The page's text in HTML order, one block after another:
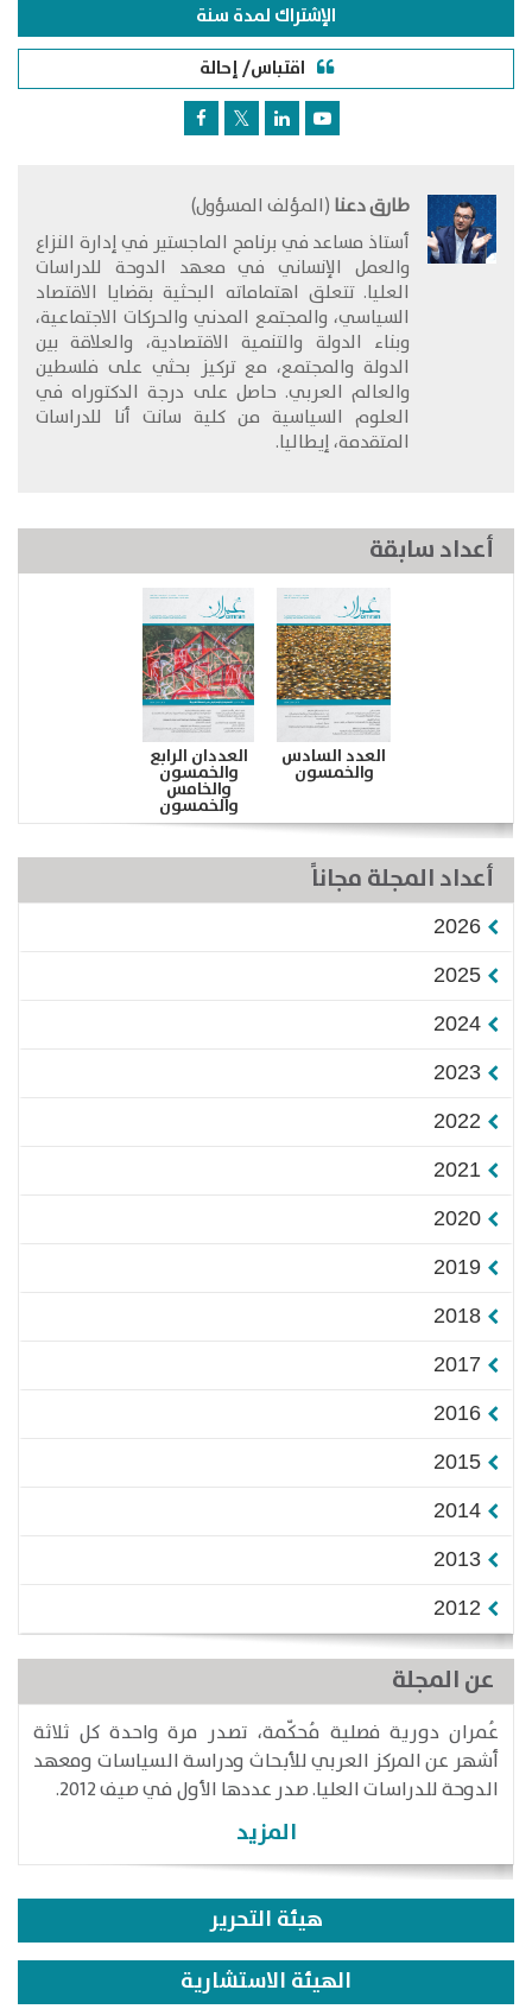
الإشتراك لمدة سنة
اقتباس/ إحالة
طارق دعنا (المؤلف المسؤول)
أستاذ مساعد في برنامج الماجستير في إدارة النزاع
والعمل الإنساني في معهد الدوحة للدراسات
العليا. تتعلق اهتماماته البحثية بقضايا الاقتصاد
السياسي، والمجتمع المدني والحركات الاجتماعية،
وبناء الدولة والتنمية الاقتصادية، والعلاقة بين
الدولة والمجتمع، مع تركيز بحثي على فلسطين
والعالم العربي. حاصل على درجة الدكتوراه في
العلوم السياسية من كلية سانت أنا للدراسات
المتقدمة، إيطاليا.
أعداد سابقة
العدد السادس
والخمسون
العددان الرابع
والخمسون
والخامس
والخمسون
أعداد المجلة مجاناً
2026
2025
2024
2023
2022
2021
2020
2019
2018
2017
2016
2015
2014
2013
2012
عن المجلة
عُمران دورية فصلية مُحكّمة، تصدر مرة واحدة كل ثلاثة
أشهر عن المركز العربي للأبحاث ودراسة السياسات ومعهد
الدوحة للدراسات العليا. صدر عددها الأول في صيف 2012.
المزيد
هيئة التحرير
الهيئة الاستشارية